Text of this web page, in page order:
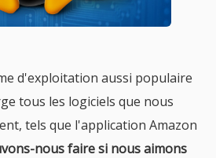
d'exploitation aussi populaire
tous les logiciels que nous
tels que l'application Amazon
nous faire si nous aimons